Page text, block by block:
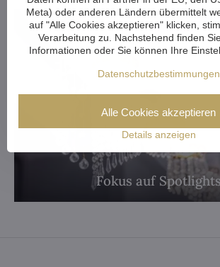
Fokus auf Spotlights
Meta) oder anderen Ländern übermittelt
auf "Alle Cookies akzeptieren" klicken,
Verarbeitung zu. Nachstehend finden
Informationen oder Sie können Ihre
Datenschutzbestimmungen
Details anzeigen
Alle Cookies akzeptieren